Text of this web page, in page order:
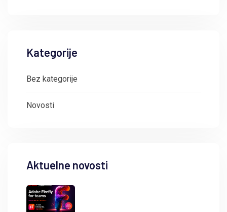
Kategorije
Bez kategorije
Novosti
Aktuelne novosti